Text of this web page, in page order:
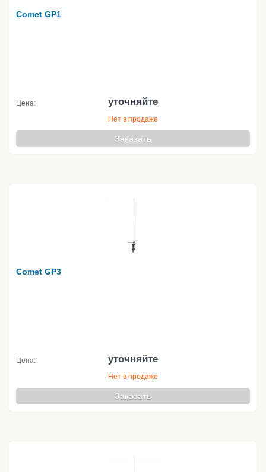
Comet GP1
Цена: уточняйте
Нет в продаже
Заказать
Comet GP3
Цена: уточняйте
Нет в продаже
Заказать